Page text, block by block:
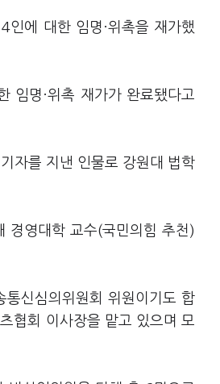
인에 대한 임명·위촉을 재가했
임명·위촉 재가가 완료됐다고
자를 지낸 인물로 강원대 법학
영대학 교수(국민의힘 추천)
신심의위원회 위원이기도 합
협회 이사장을 맡고 있으며 모